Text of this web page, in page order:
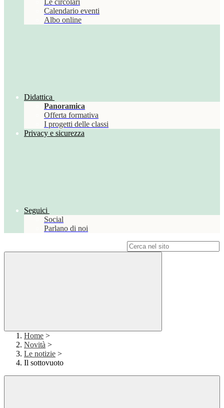
Le circolari
Calendario eventi
Albo online
Didattica
Panoramica
Offerta formativa
I progetti delle classi
Privacy e sicurezza
Seguici
Social
Parlano di noi
Home >
Novità >
Le notizie >
Il sottovuoto